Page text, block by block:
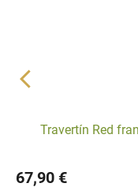
Travertín Red
67,90 €